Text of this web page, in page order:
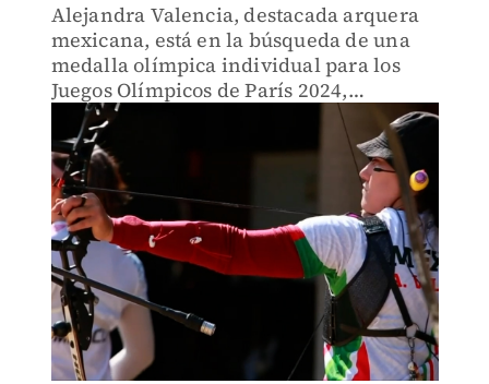
Alejandra Valencia, destacada arquera
mexicana, está en la búsqueda de una
medalla olímpica individual para los
Juegos Olímpicos de París 2024,
mostrando su determinación y
habilidades en el tiro con arco.